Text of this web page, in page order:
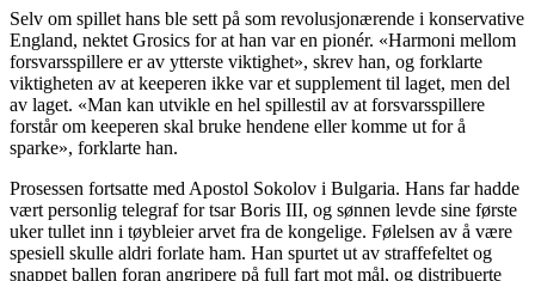
Selv om spillet hans ble sett på som revolusjonærende i konservative
England, nektet Grosics for at han var en pionér. «Harmoni mellom
forsvarsspillere er av ytterste viktighet», skrev han, og forklarte
viktigheten av at keeperen ikke var et supplement til laget, men del
av laget. «Man kan utvikle en hel spillestil av at forsvarsspillere
forstår om keeperen skal bruke hendene eller komme ut for å
sparke», forklarte han.
Prosessen fortsatte med Apostol Sokolov i Bulgaria. Hans far hadde
vært personlig telegraf for tsar Boris III, og sønnen levde sine første
uker tullet inn i tøybleier arvet fra de kongelige. Følelsen av å være
spesiell skulle aldri forlate ham. Han spurtet ut av straffefeltet og
snappet ballen foran angripere på full fart mot mål, og distribuerte